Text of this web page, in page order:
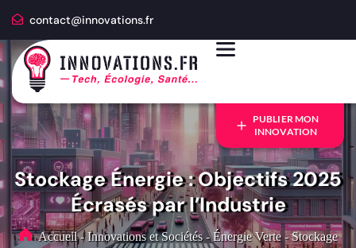
contact@innovations.fr
PUBLIER MON
INNOVATION
Stockage Énergie : Objectifs 2025
Écrasés par l’Industrie
Accueil - Innovations et Sociétés - Énergie Verte - Stockage